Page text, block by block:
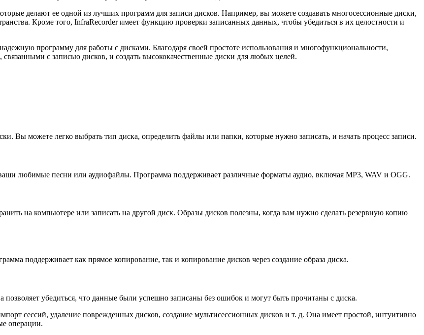
делают ее одной из лучших программ для записи дисков. Например, вы можете создавать многосессионные диски,
Кроме того, InfraRecorder имеет функцию проверки записанных данных, чтобы убедиться в их целостности и
программу для работы с дисками. Благодаря своей простоте использования и многофункциональности,
с записью дисков, и создать высококачественные диски для любых целей.
Вы можете легко выбрать тип диска, определить файлы или папки, которые нужно записать, и начать процесс записи.
любимые песни или аудиофайлы. Программа поддерживает различные форматы аудио, включая MP3, WAV и OGG.
на компьютере или записать на другой диск. Образы дисков полезны, когда вам нужно сделать резервную копию
поддерживает как прямое копирование, так и копирование дисков через создание образа диска.
убедиться, что данные были успешно записаны без ошибок и могут быть прочитаны с диска.
сессий, удаление поврежденных дисков, создание мультисессионных дисков и т. д. Она имеет простой, интуитивно
операции.